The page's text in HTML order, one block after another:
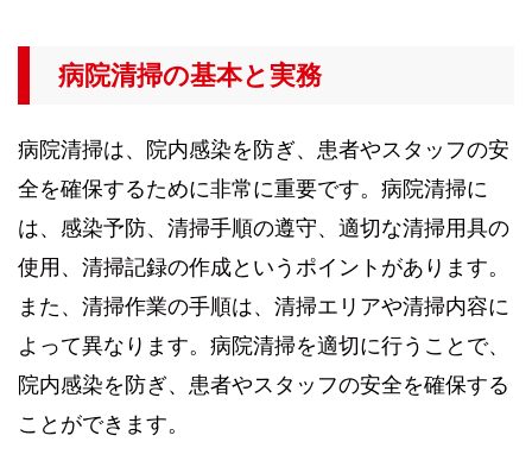
病院清掃の基本と実務
病院清掃は、院内感染を防ぎ、患者やスタッフの安
全を確保するために非常に重要です。病院清掃に
は、感染予防、清掃手順の遵守、適切な清掃用具の
使用、清掃記録の作成というポイントがあります。
また、清掃作業の手順は、清掃エリアや清掃内容に
よって異なります。病院清掃を適切に行うことで、
院内感染を防ぎ、患者やスタッフの安全を確保する
ことができます。